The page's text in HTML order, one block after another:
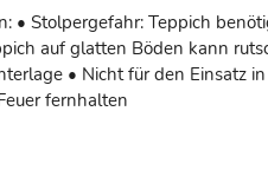
• Stolpergefahr: Teppich
auf glatten Böden kann
• Nicht für den Einsatz
fernhalten